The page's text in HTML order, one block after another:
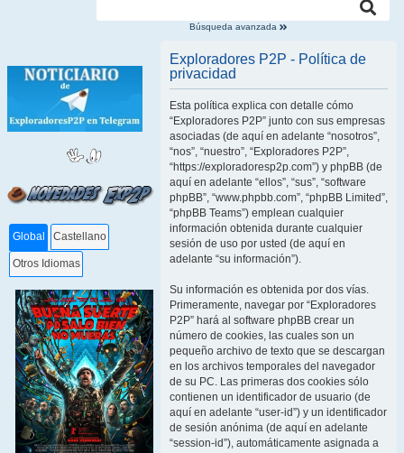
Búsqueda avanzada
Global Castellano
Otros Idiomas
Exploradores P2P - Política de
privacidad
Esta política explica con detalle cómo
“Exploradores P2P” junto con sus empresas
asociadas (de aquí en adelante “nosotros”,
“nos”, “nuestro”, “Exploradores P2P”,
“https://exploradoresp2p.com”) y phpBB (de
aquí en adelante “ellos”, “sus”, “software
phpBB”, “www.phpbb.com”, “phpBB Limited”,
“phpBB Teams”) emplean cualquier
información obtenida durante cualquier
sesión de uso por usted (de aquí en
adelante “su información”).
Su información es obtenida por dos vías.
Primeramente, navegar por “Exploradores
P2P” hará al software phpBB crear un
número de cookies, las cuales son un
pequeño archivo de texto que se descargan
en los archivos temporales del navegador
de su PC. Las primeras dos cookies sólo
contienen un identificador de usuario (de
aquí en adelante “user-id”) y un identificador
de sesión anónima (de aquí en adelante
“session-id”), automáticamente asignada a